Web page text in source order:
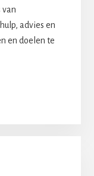
van
advies en
en doelen te